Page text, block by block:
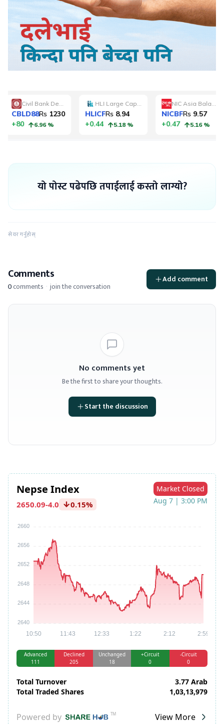
यो पोस्ट पढेपछि तपाईलाई कस्तो लाग्यो?
सेयर गर्नुहोस्
Comments
0comments · join the conversation
Add comment
No comments yet
Be the first to share your thoughts.
Start the discussion